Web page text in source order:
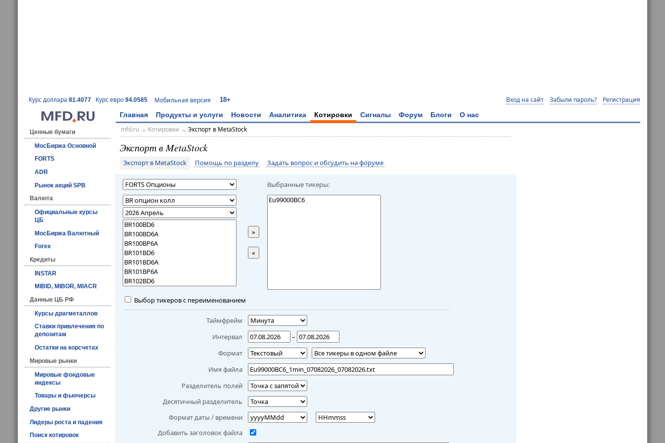
Курс доллара 81.4077 Курс евро 94.0585 Мобильная версия 18+ Вход на сайт Забыли пароль? Регистрация
Главная Продукты и услуги Новости Аналитика Котировки Сигналы Форум Блоги О нас
Ценные бумаги
МосБиржа Основной
FORTS
ADR
Рынок акций SPB
Валюта
Официальные курсы
ЦБ
МосБиржа Валютный
Forex
Кредиты
INSTAR
MIBID, MIBOR, MIACR
Данные ЦБ РФ
Курсы драгметаллов
Ставки привлечения по
депозитам
Остатки на корсчетах
Мировые рынки
Мировые фондовые
индексы
Товары и фьючерсы
Другие рынки
Лидеры роста и падения
Поиск котировок
mfd.ru→ Котировки → Экспорт в MetaStock
Экспорт в MetaStock
Экспорт в MetaStock Помощь по разделу Задать вопрос и обсудить на форуме
Выбранные тикеры:
»
«
Выбор тикеров с переименованием
Таймфрейм
Интервал
–
Формат
Имя файла
Разделитель полей
Десятичный разделитель
Формат даты / времени
Добавить заголовок файла